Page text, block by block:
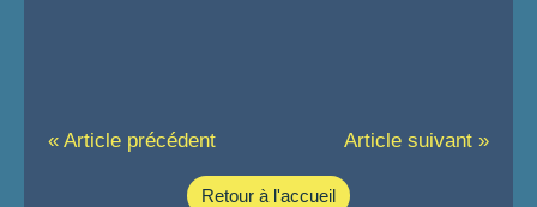
« Article précédent Article suivant »
Retour à l'accueil